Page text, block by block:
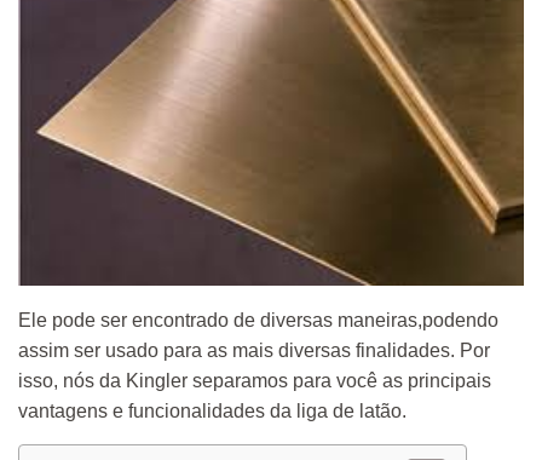
Ele pode ser encontrado de diversas maneiras,podendo
assim ser usado para as mais diversas finalidades. Por
isso, nós da Kingler separamos para você as principais
vantagens e funcionalidades da liga de latão.